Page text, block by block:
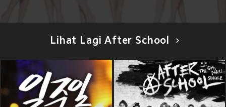
Lihat Lagi After School